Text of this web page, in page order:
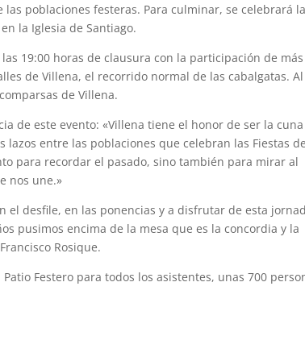
poblaciones festeras. Para culminar, se celebrará la
la Iglesia de Santiago.
19:00 horas de clausura con la participación de
de Villena, el recorrido normal de las cabalgatas. Al
de Villena.
de este evento: «Villena tiene el honor de ser la
lazos entre las poblaciones que celebran las Fiestas de
para recordar el pasado, sino también para mirar al
nos une.»
el desfile, en las ponencias y a disfrutar de esta
pusimos encima de la mesa que es la concordia y la
Rosique.
Festero para todos los asistentes, unas 700